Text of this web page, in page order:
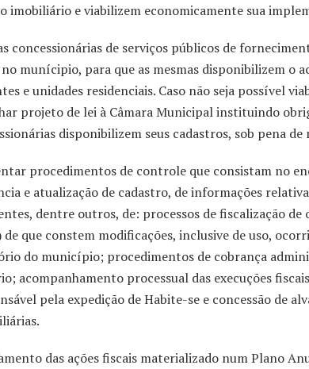
imobiliário e viabilizem economicamente sua
concessionárias de serviços públicos de
munícipio, para que as mesmas disponibilizem o
e unidades residenciais. Caso não seja possível
projeto de lei à Câmara Municipal instituindo
disponibilizem seus cadastros, sob pena de
procedimentos de controle que consistam no
e atualização de cadastro, de informações
dentre outros, de: processos de fiscalização de
que constem modificações, inclusive de uso,
do município; procedimentos de cobrança
acompanhamento processual das execuções
pela expedição de Habite-se e concessão de
das ações fiscais materializado num Plano